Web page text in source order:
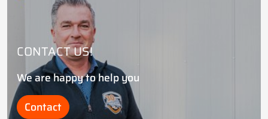
CONTACT US!
We are happy to help you
Contact